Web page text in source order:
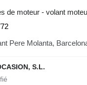
de moteur - volant
Pere Molanta,
S.L.